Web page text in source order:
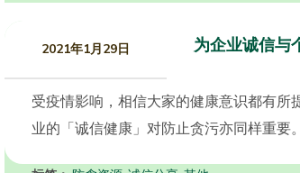
2021年1月29日 为企业诚信与
受疫情影响，相信大家的健康意识都有
业的「诚信健康」对防止贪污亦同样重要